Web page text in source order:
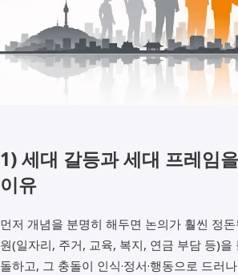
1)세대 갈등과세대 프레임
이유
먼저 개념을 분명히 해두면 논의가 훨씬 정돈
원(일자리, 주거, 교육, 복지, 연금 부담 등)을
돌하고, 그 충돌이 인식·정서·행동으로 드러